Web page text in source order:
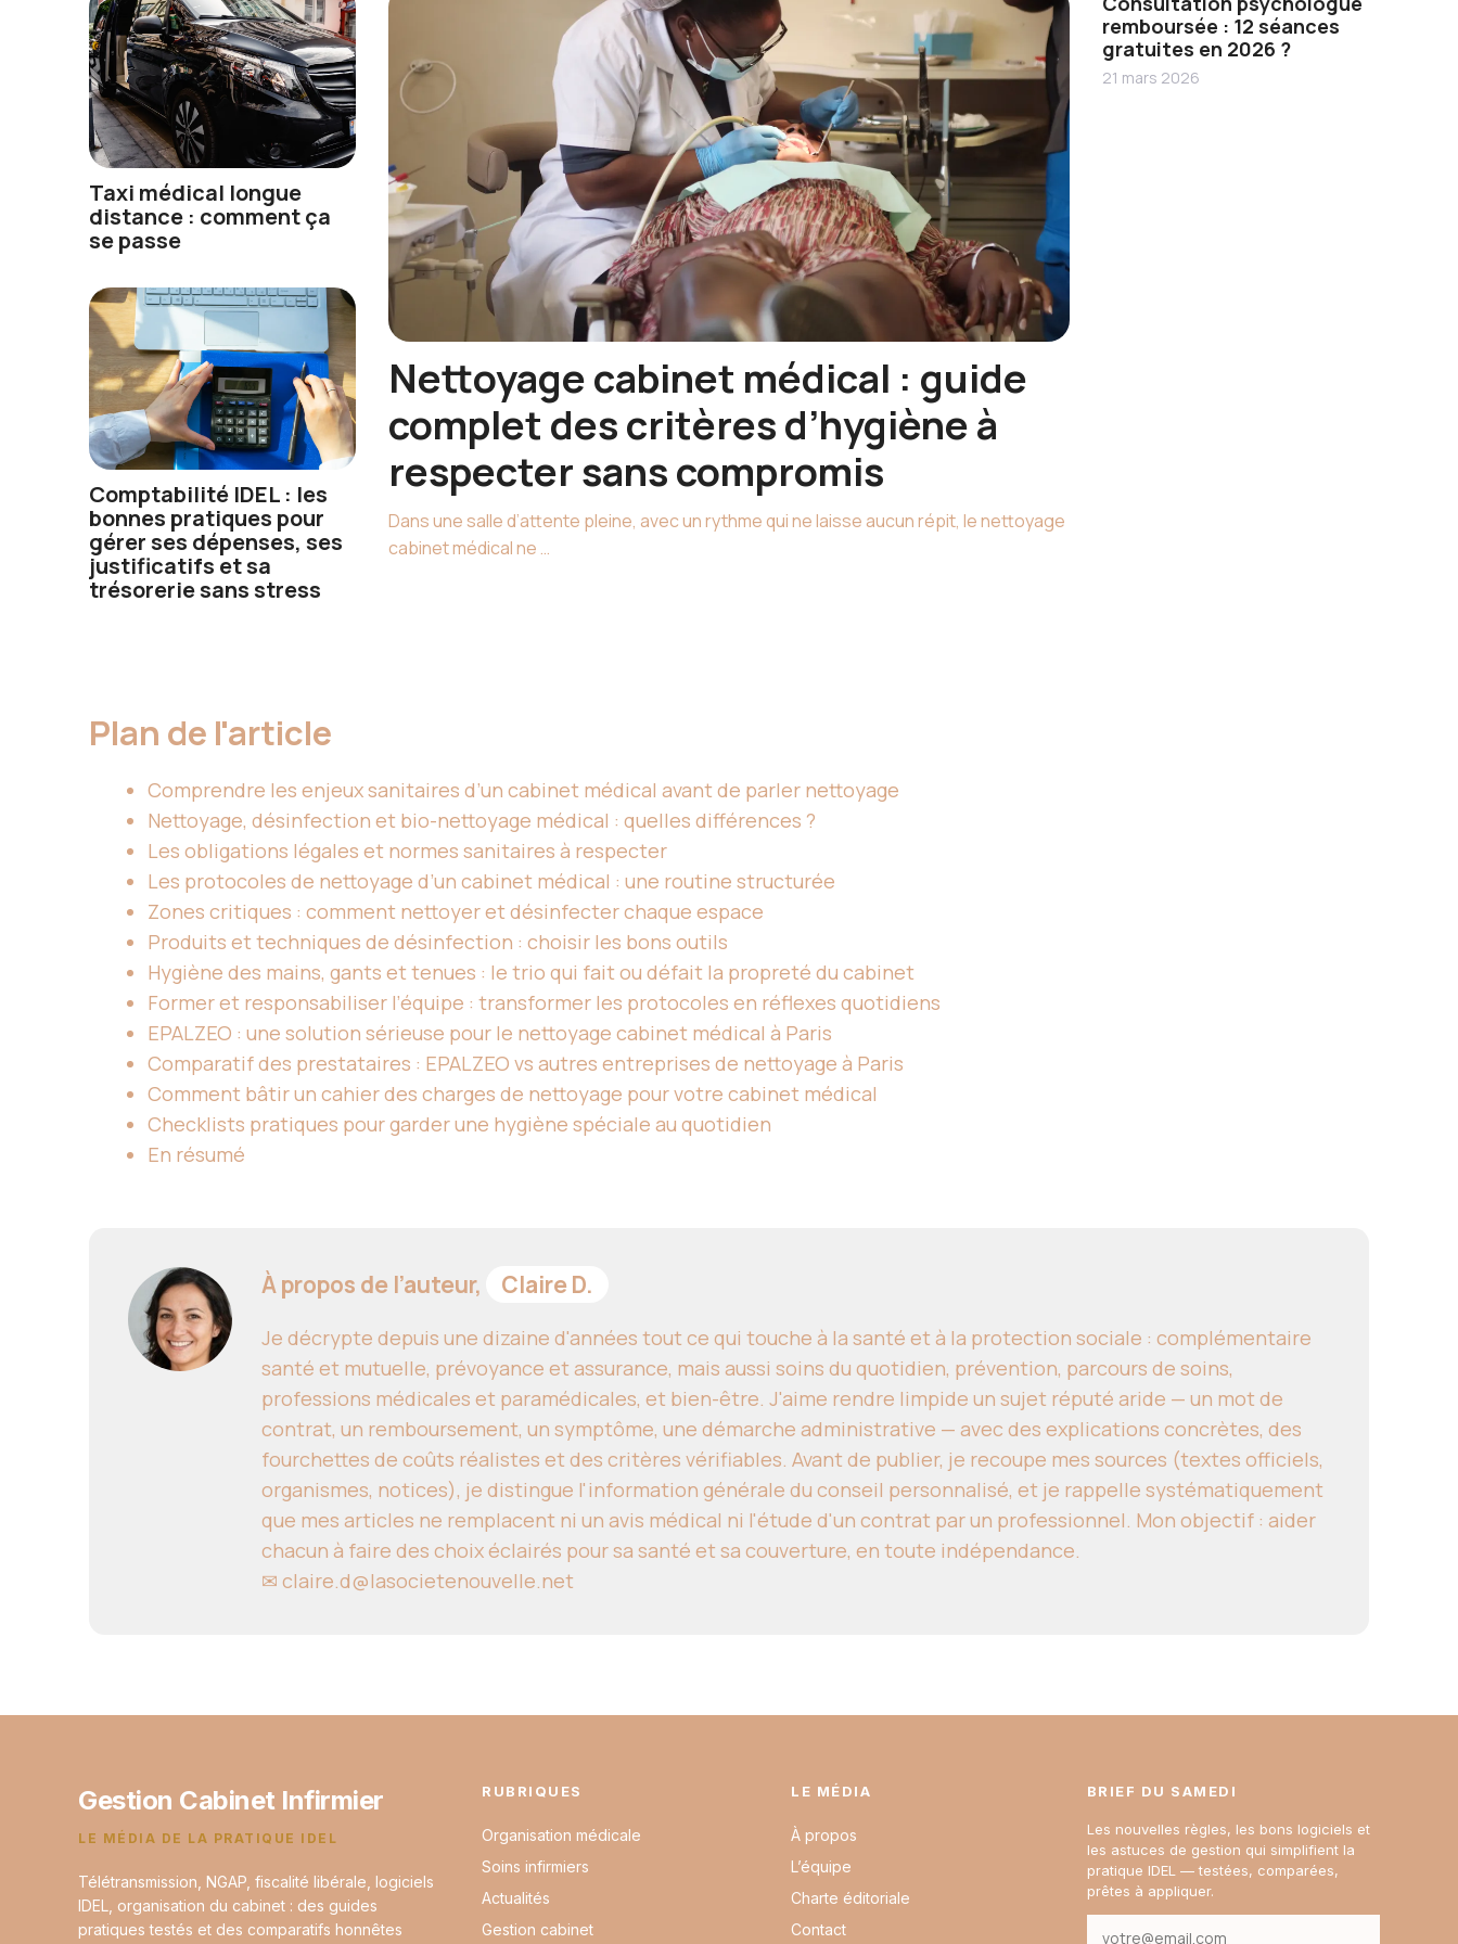
Taxi médical longue
distance : comment ça
se passe
Comptabilité IDEL : les
bonnes pratiques pour
gérer ses dépenses, ses
justificatifs et sa
trésorerie sans stress
Nettoyage cabinet médical : guide
complet des critères d’hygiène à
respecter sans compromis
Dans une salle d’attente pleine, avec un rythme qui ne laisse aucun répit, le nettoyage
cabinet médical ne …
remboursée : 12 séances
gratuites en 2026 ?
21 mars 2026
Plan de l'article
Comprendre les enjeux sanitaires d’un cabinet médical avant de parler nettoyage
Nettoyage, désinfection et bio-nettoyage médical : quelles différences ?
Les obligations légales et normes sanitaires à respecter
Les protocoles de nettoyage d’un cabinet médical : une routine structurée
Zones critiques : comment nettoyer et désinfecter chaque espace
Produits et techniques de désinfection : choisir les bons outils
Hygiène des mains, gants et tenues : le trio qui fait ou défait la propreté du cabinet
Former et responsabiliser l’équipe : transformer les protocoles en réflexes quotidiens
EPALZEO : une solution sérieuse pour le nettoyage cabinet médical à Paris
Comparatif des prestataires : EPALZEO vs autres entreprises de nettoyage à Paris
Comment bâtir un cahier des charges de nettoyage pour votre cabinet médical
Checklists pratiques pour garder une hygiène spéciale au quotidien
En résumé
À propos de l’auteur, Claire D.
Je décrypte depuis une dizaine d'années tout ce qui touche à la santé et à la protection sociale : complémentaire
santé et mutuelle, prévoyance et assurance, mais aussi soins du quotidien, prévention, parcours de soins,
professions médicales et paramédicales, et bien-être. J'aime rendre limpide un sujet réputé aride — un mot de
contrat, un remboursement, un symptôme, une démarche administrative — avec des explications concrètes, des
fourchettes de coûts réalistes et des critères vérifiables. Avant de publier, je recoupe mes sources (textes officiels,
organismes, notices), je distingue l'information générale du conseil personnalisé, et je rappelle systématiquement
que mes articles ne remplacent ni un avis médical ni l'étude d'un contrat par un professionnel. Mon objectif : aider
chacun à faire des choix éclairés pour sa santé et sa couverture, en toute indépendance.
✉ claire.d@lasocietenouvelle.net
Gestion Cabinet Infirmier
LE MÉDIA DE LA PRATIQUE IDEL
Télétransmission, NGAP, fiscalité libérale, logiciels
IDEL, organisation du cabinet : des guides
pratiques testés et des comparatifs honnêtes
RUBRIQUES
Organisation médicale
Soins infirmiers
Actualités
Gestion cabinet
LE MÉDIA
À propos
L’équipe
Charte éditoriale
Contact
BRIEF DU SAMEDI
Les nouvelles règles, les bons logiciels et
les astuces de gestion qui simplifient la
pratique IDEL — testées, comparées,
prêtes à appliquer.